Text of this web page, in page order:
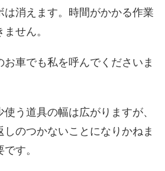
は消えます。時間がかかる作業
せん。
車でも私を呼んでくださいま
う道具の幅は広がりますが、
のつかないことになりかねま
す。